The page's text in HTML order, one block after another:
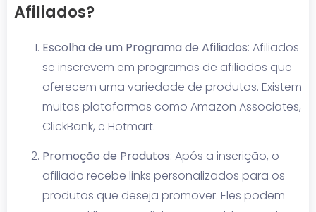
Afiliados?
Escolha de um Programa de Afiliados: Afiliados
se inscrevem em programas de afiliados que
oferecem uma variedade de produtos. Existem
muitas plataformas como Amazon Associates,
ClickBank, e Hotmart.
Promoção de Produtos: Após a inscrição, o
afiliado recebe links personalizados para os
produtos que deseja promover. Eles podem